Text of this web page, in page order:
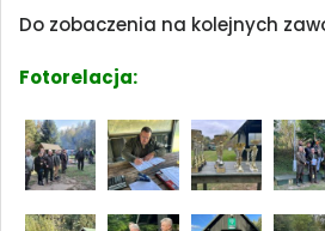
Do zobaczenia na kolejnych
Fotorelacja: